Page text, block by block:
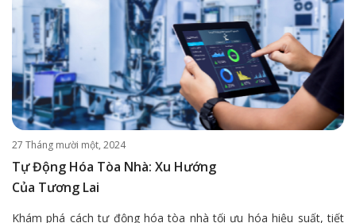
27 Tháng mười một, 2024
Tự Động Hóa Tòa Nhà: Xu Hướng
Của Tương Lai
Khám phá cách tự động hóa tòa nhà tối ưu hóa hiệu suất, tiết